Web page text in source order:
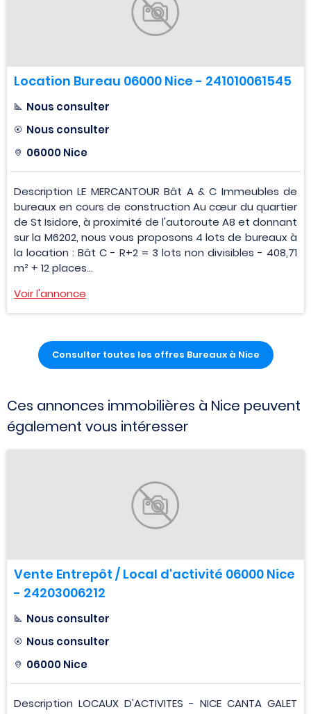
Location Bureau 06000 Nice - 241010061545
Nous consulter
Nous consulter
06000 Nice
Description LE MERCANTOUR Bât A & C Immeubles de
bureaux en cours de construction Au cœur du quartier
de St Isidore, à proximité de l'autoroute A8 et donnant
sur la M6202, nous vous proposons 4 lots de bureaux à
la location : Bât C - R+2 = 3 lots non divisibles - 408,71
m² + 12 places...
Voir l'annonce
Consulter toutes les offres Bureaux à Nice
Ces annonces immobilières à Nice peuvent
également vous intéresser
Vente Entrepôt / Local d'activité 06000 Nice
- 24203006212
Nous consulter
Nous consulter
06000 Nice
Description LOCAUX D'ACTIVITES - NICE CANTA GALET